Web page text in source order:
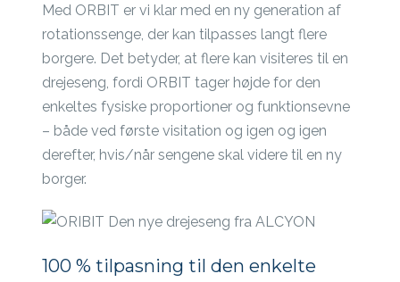
Med ORBIT er vi klar med en ny generation af
rotationssenge, der kan tilpasses langt flere
borgere. Det betyder, at flere kan visiteres til en
drejeseng, fordi ORBIT tager højde for den
enkeltes fysiske proportioner og funktionsevne
– både ved første visitation og igen og igen
derefter, hvis/når sengene skal videre til en ny
borger.
100 % tilpasning til den enkelte